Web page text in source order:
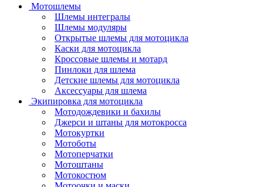
Мотошлемы
Шлемы интегралы
Шлемы модуляры
Открытые шлемы для мотоцикла
Каски для мотоцикла
Кроссовые шлемы и мотард
Пинлоки для шлема
Детские шлемы для мотоцикла
Аксессуары для шлема
Экипировка для мотоцикла
Мотодождевики и бахилы
Джерси и штаны для мотокросса
Мотокуртки
Мотоботы
Мотоперчатки
Мотоштаны
Мотокостюм